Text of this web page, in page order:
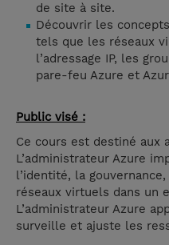
de site à site.
Découvrir les
tels que les réseaux
l’adressage IP, les
pare-feu Azure et
Public visé :
Ce cours est destiné aux
L’administrateur Azure
l’identité, la
réseaux virtuels dans un
L’administrateur Azure
surveille et ajuste les